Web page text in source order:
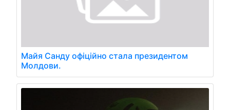
Майя Санду офіційно стала президентом
Молдови.